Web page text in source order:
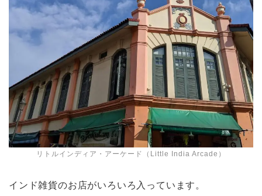
リトルインディア・アーケード（Little India Arcade）
インド雑貨のお店がいろいろ入っています。